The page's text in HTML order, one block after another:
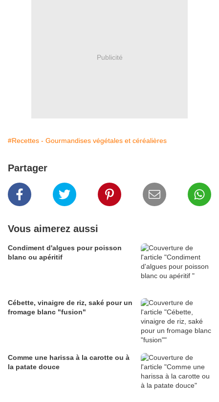
Publicité
#Recettes - Gourmandises végétales et céréalières
Partager
Vous aimerez aussi
Condiment d'algues pour poisson
blanc ou apéritif
Cébette, vinaigre de riz, saké pour un
fromage blanc "fusion"
Comme une harissa à la carotte ou à
la patate douce